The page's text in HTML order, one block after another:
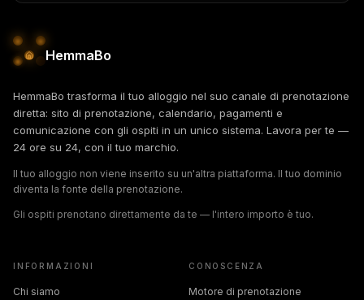
HemmaBo
HemmaBo trasforma il tuo alloggio nel suo canale di prenotazione
diretta: sito di prenotazione, calendario, pagamenti e
comunicazione con gli ospiti in un unico sistema. Lavora per te —
24 ore su 24, con il tuo marchio.
Il tuo alloggio non viene inserito su un'altra piattaforma. Il tuo dominio
diventa la fonte della prenotazione.
Gli ospiti prenotano direttamente da te — l'intero importo è tuo.
INFORMAZIONI
Chi siamo
CONOSCENZA
Motore di prenotazione